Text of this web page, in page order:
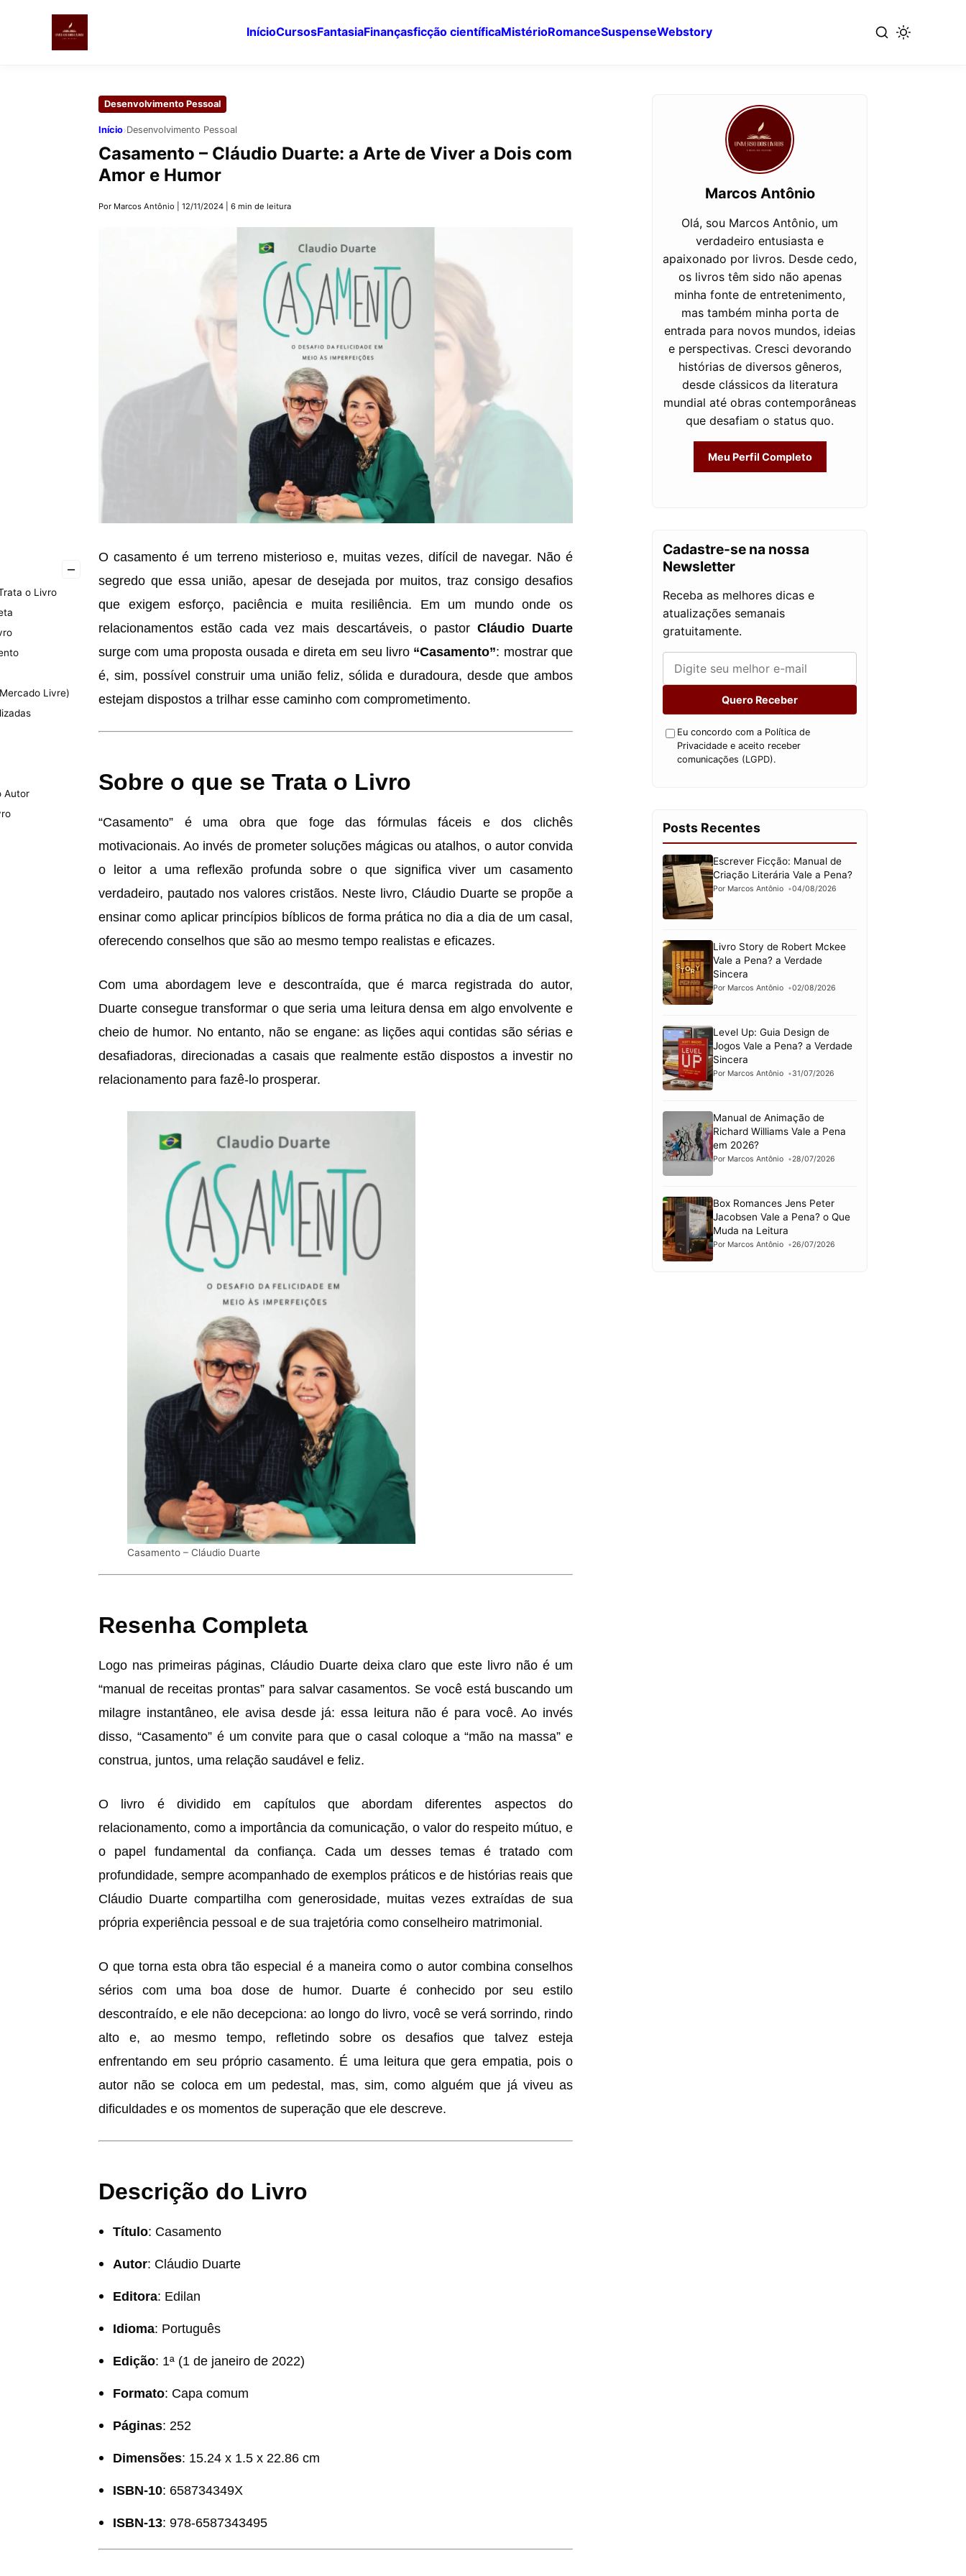
InícioCursosFantasiaFinançasficção científicaMistérioRomanceSuspenseWebstory
Desenvolvimento Pessoal
Início›Desenvolvimento Pessoal
Casamento – Cláudio Duarte: a Arte de Viver a Dois com
Amor e Humor
Por Marcos Antônio 12/11/2024 6 min de leitura
–
o Livro
Livre)
Autor
O casamento é um terreno misterioso e, muitas vezes, difícil de navegar. Não é
segredo que essa união, apesar de desejada por muitos, traz consigo desafios
que exigem esforço, paciência e muita resiliência. Em um mundo onde os
relacionamentos estão cada vez mais descartáveis, o pastor Cláudio Duarte
surge com uma proposta ousada e direta em seu livro “Casamento”: mostrar que
é, sim, possível construir uma união feliz, sólida e duradoura, desde que ambos
estejam dispostos a trilhar esse caminho com comprometimento.
Sobre o que se Trata o Livro
“Casamento” é uma obra que foge das fórmulas fáceis e dos clichês
motivacionais. Ao invés de prometer soluções mágicas ou atalhos, o autor convida
o leitor a uma reflexão profunda sobre o que significa viver um casamento
verdadeiro, pautado nos valores cristãos. Neste livro, Cláudio Duarte se propõe a
ensinar como aplicar princípios bíblicos de forma prática no dia a dia de um casal,
oferecendo conselhos que são ao mesmo tempo realistas e eficazes.
Com uma abordagem leve e descontraída, que é marca registrada do autor,
Duarte consegue transformar o que seria uma leitura densa em algo envolvente e
cheio de humor. No entanto, não se engane: as lições aqui contidas são sérias e
desafiadoras, direcionadas a casais que realmente estão dispostos a investir no
relacionamento para fazê-lo prosperar.
Casamento – Cláudio Duarte
Resenha Completa
Logo nas primeiras páginas, Cláudio Duarte deixa claro que este livro não é um
“manual de receitas prontas” para salvar casamentos. Se você está buscando um
milagre instantâneo, ele avisa desde já: essa leitura não é para você. Ao invés
disso, “Casamento” é um convite para que o casal coloque a “mão na massa” e
construa, juntos, uma relação saudável e feliz.
O livro é dividido em capítulos que abordam diferentes aspectos do
relacionamento, como a importância da comunicação, o valor do respeito mútuo, e
o papel fundamental da confiança. Cada um desses temas é tratado com
profundidade, sempre acompanhado de exemplos práticos e de histórias reais que
Cláudio Duarte compartilha com generosidade, muitas vezes extraídas de sua
própria experiência pessoal e de sua trajetória como conselheiro matrimonial.
O que torna esta obra tão especial é a maneira como o autor combina conselhos
sérios com uma boa dose de humor. Duarte é conhecido por seu estilo
descontraído, e ele não decepciona: ao longo do livro, você se verá sorrindo, rindo
alto e, ao mesmo tempo, refletindo sobre os desafios que talvez esteja
enfrentando em seu próprio casamento. É uma leitura que gera empatia, pois o
autor não se coloca em um pedestal, mas, sim, como alguém que já viveu as
dificuldades e os momentos de superação que ele descreve.
Descrição do Livro
Título: Casamento
Autor: Cláudio Duarte
Editora: Edilan
Idioma: Português
Edição: 1ª (1 de janeiro de 2022)
Formato: Capa comum
Páginas: 252
Dimensões: 15.24 x 1.5 x 22.86 cm
ISBN-10: 658734349X
ISBN-13: 978-6587343495
Marcos Antônio
Olá, sou Marcos Antônio, um
verdadeiro entusiasta e
apaixonado por livros. Desde cedo,
os livros têm sido não apenas
minha fonte de entretenimento,
mas também minha porta de
entrada para novos mundos, ideias
e perspectivas. Cresci devorando
histórias de diversos gêneros,
desde clássicos da literatura
mundial até obras contemporâneas
que desafiam o status quo.
Meu Perfil Completo
Cadastre-se na nossa
Newsletter
Receba as melhores dicas e
atualizações semanais
gratuitamente.
Quero Receber
Eu concordo com a Política de
Privacidade e aceito receber
comunicações (LGPD).
Posts Recentes
Escrever Ficção: Manual de
Criação Literária Vale a Pena?
Por Marcos Antônio 04/08/2026
Livro Story de Robert Mckee
Vale a Pena? a Verdade
Sincera
Por Marcos Antônio 02/08/2026
Level Up: Guia Design de
Jogos Vale a Pena? a Verdade
Sincera
Por Marcos Antônio 31/07/2026
Manual de Animação de
Richard Williams Vale a Pena
em 2026?
Por Marcos Antônio 28/07/2026
Box Romances Jens Peter
Jacobsen Vale a Pena? o Que
Muda na Leitura
Por Marcos Antônio 26/07/2026